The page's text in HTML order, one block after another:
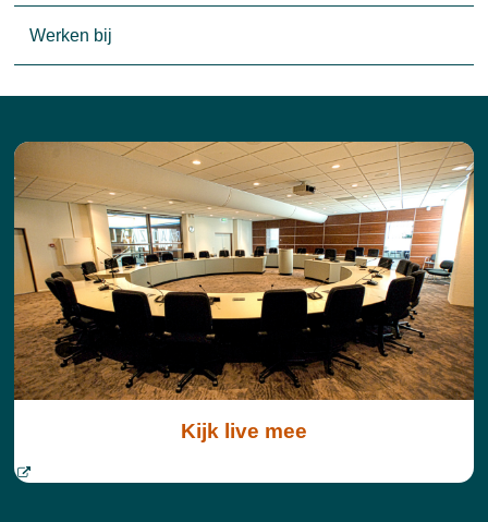
Werken bij
Kijk live mee